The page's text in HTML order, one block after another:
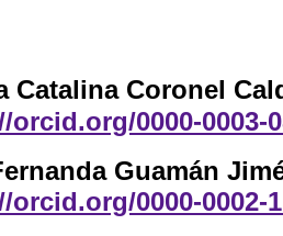
Catalina Coronel
orcid.org/0000-0003-
Guamán
orcid.org/0000-0002-